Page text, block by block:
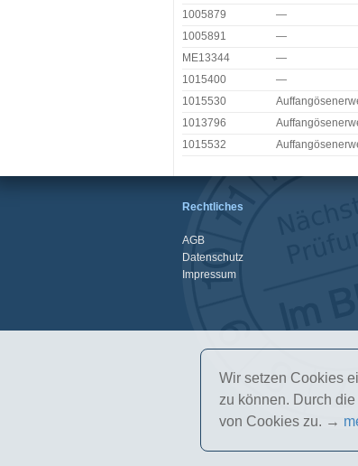
1005879
—
1005891
—
ME13344
—
1015400
—
1015530
1013796
1015532
Rechtliches
AGB
Datenschutz
Impressum
Wir setzen Cookies
zu können. Durch
von Cookies zu. →